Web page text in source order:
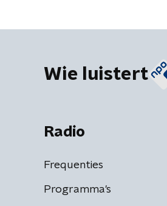
Wie luistert
Radio
Frequenties
Programma's